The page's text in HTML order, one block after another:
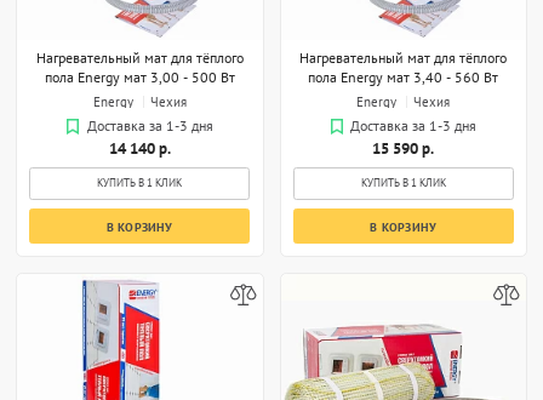
Нагревательный мат для тёплого
пола Energy мат 3,00 - 500 Вт
Energy
Чехия
Доставка за 1-3 дня
14 140 р.
КУПИТЬ В 1 КЛИК
В КОРЗИНУ
Нагревательный мат для тёплого
пола Energy мат 3,40 - 560 Вт
Energy
Чехия
Доставка за 1-3 дня
15 590 р.
КУПИТЬ В 1 КЛИК
В КОРЗИНУ